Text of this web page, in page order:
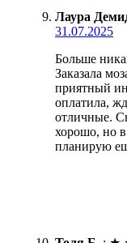
Лаура
31.07.2025
Больше
Заказала
приятный
оплатила,
отличные.
хорошо, но
планирую